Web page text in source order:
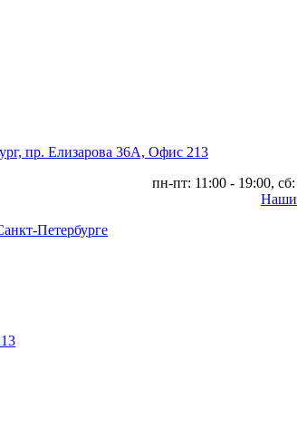
пр. Елизарова 36А, Офис 213
пн-пт: 11:00 - 19:00,
Наши